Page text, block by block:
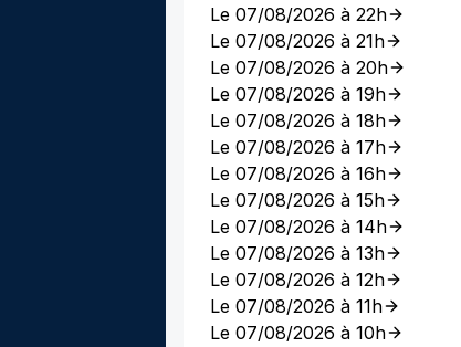
Le 07/08/2026 à 22h
Le 07/08/2026 à 21h
Le 07/08/2026 à 20h
Le 07/08/2026 à 19h
Le 07/08/2026 à 18h
Le 07/08/2026 à 17h
Le 07/08/2026 à 16h
Le 07/08/2026 à 15h
Le 07/08/2026 à 14h
Le 07/08/2026 à 13h
Le 07/08/2026 à 12h
Le 07/08/2026 à 11h
Le 07/08/2026 à 10h